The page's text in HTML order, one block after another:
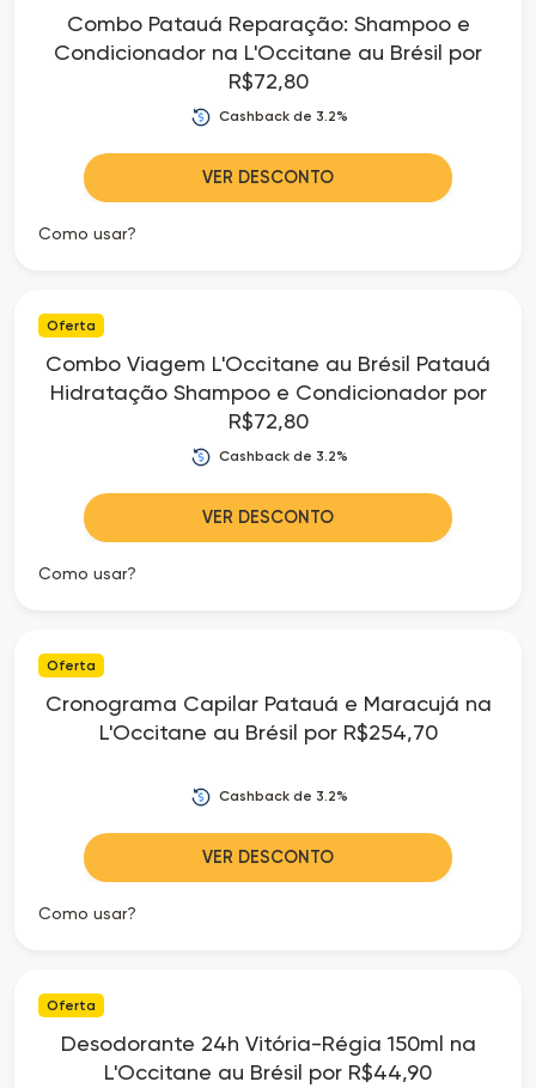
Combo Patauá Reparação: Shampoo e
Condicionador na L'Occitane au Brésil por
R$72,80
Cashback de 3.2%
VER DESCONTO
Como usar?
Oferta
Combo Viagem L'Occitane au Brésil Patauá
Hidratação Shampoo e Condicionador por
R$72,80
Cashback de 3.2%
VER DESCONTO
Como usar?
Oferta
Cronograma Capilar Patauá e Maracujá na
L'Occitane au Brésil por R$254,70
Cashback de 3.2%
VER DESCONTO
Como usar?
Oferta
Desodorante 24h Vitória-Régia 150ml na
L'Occitane au Brésil por R$44,90